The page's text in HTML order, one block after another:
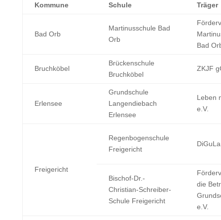
Kommune Schule Träger
Bad Orb
Martinusschule Bad
Orb
Bad
Bruchköbel
Brückenschule
Bruchköbel
ZKJF
Erlensee
Grundschule
Langendiebach
Erlensee
Leben
e.V.
Freigericht
Regenbogenschule
Freigericht
Bischof-Dr.-
Christian-Schreiber-
Schule Freigericht
die
e.V.